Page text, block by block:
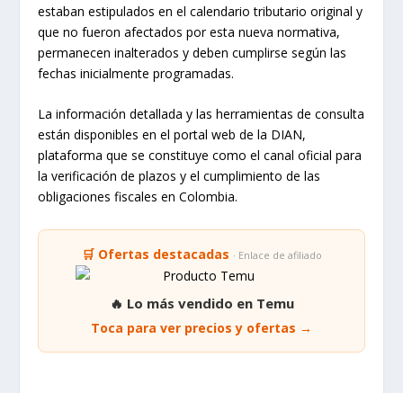
estaban estipulados en el calendario tributario original y
que no fueron afectados por esta nueva normativa,
permanecen inalterados y deben cumplirse según las
fechas inicialmente programadas.
La información detallada y las herramientas de consulta
están disponibles en el portal web de la DIAN,
plataforma que se constituye como el canal oficial para
la verificación de plazos y el cumplimiento de las
obligaciones fiscales en Colombia.
🛒 Ofertas destacadas · Enlace de afiliado
🔥 Lo más vendido en Temu
Toca para ver precios y ofertas →